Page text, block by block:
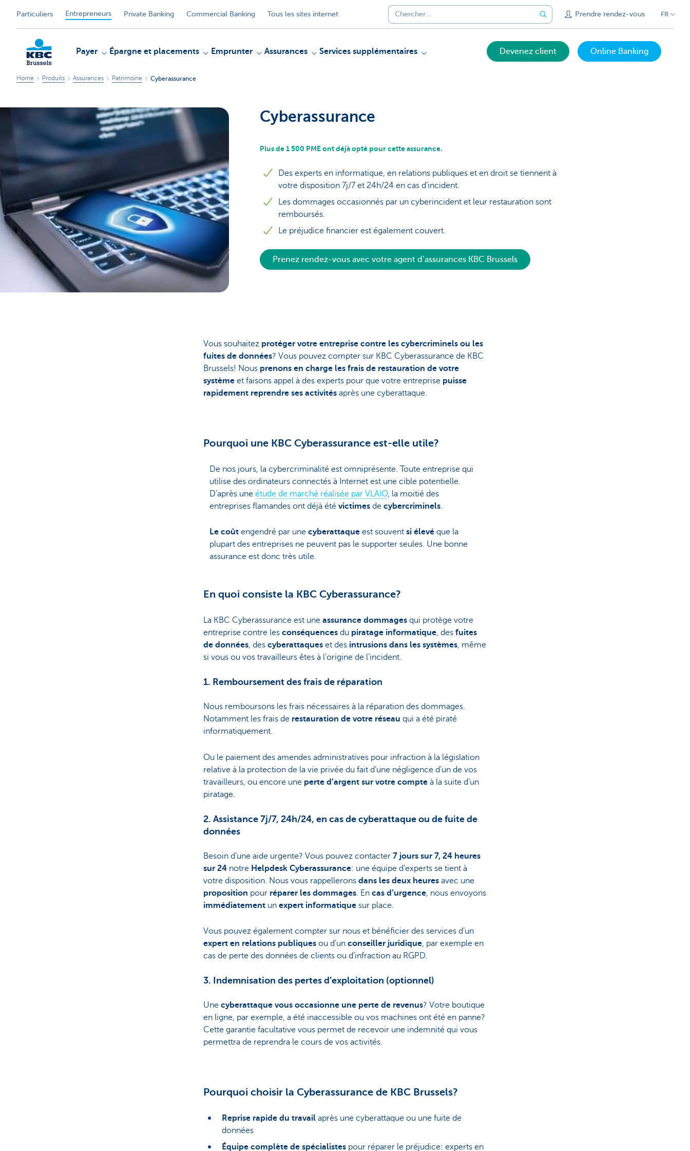
Particuliers Entrepreneurs Private Banking Commercial Banking Tous les sites internet Prendre rendez-vous FR
KBC
Entrepreneurs
Payer Épargne et placements Emprunter Assurances Services supplémentaires Devenez client Online Banking
Home Produits Assurances Patrimoine Cyberassurance
Cyberassurance
Plus de 1 500 PME ont déjà opté pour cette assurance.
Des experts en informatique, en relations publiques et en droit se tiennent à
votre disposition 7j/7 et 24h/24 en cas d’incident.
Les dommages occasionnés par un cyberincident et leur restauration sont
remboursés.
Le préjudice financier est également couvert.
Prenez rendez-vous avec votre agent d’assurances KBC Brussels
Vous souhaitez protéger votre entreprise contre les cybercriminels ou les
fuites de données? Vous pouvez compter sur KBC Cyberassurance de KBC
Brussels! Nous prenons en charge les frais de restauration de votre
systèmeet faisons appel à des experts pour que votre entreprise puisse
rapidement reprendre ses activitésaprès une cyberattaque.
Pourquoi une KBC Cyberassurance est-elle utile?
De nos jours, la cybercriminalité est omniprésente. Toute entreprise qui
utilise des ordinateurs connectés à Internet est une cible potentielle.
D’après une étude de marché réalisée par VLAIO, la moitié des
entreprises flamandes ont déjà été victimesde cybercriminels.
Le coûtengendré par une cyberattaqueest souvent si élevéque la
plupart des entreprises ne peuvent pas le supporter seules. Une bonne
assurance est donc très utile.
En quoi consiste la KBC Cyberassurance?
La KBC Cyberassurance est une assurance dommagesqui protège votre
entreprise contre les conséquencesdu piratage informatique, des fuites
de données, des cyberattaques et des intrusions dans les systèmes, même
si vous ou vos travailleurs êtes à l’origine de l’incident.
1. Remboursement des frais de réparation
Nous remboursons les frais nécessaires à la réparation des dommages.
Notamment les frais de restauration de votre réseau qui a été piraté
informatiquement.
Ou le paiement des amendes administratives pour infraction à la législation
relative à la protection de la vie privée du fait d’une négligence d’un de vos
travailleurs, ou encore une perte d’argent sur votre compteà la suite d’un
piratage.
2. Assistance 7j/7, 24h/24, en cas de cyberattaque ou de fuite de
données
Besoin d’une aide urgente? Vous pouvez contacter 7 jours sur 7, 24 heures
sur 24notre Helpdesk Cyberassurance: une équipe d’experts se tient à
votre disposition. Nous vous rappellerons dans les deux heuresavec une
proposition pour réparer les dommages. En cas d’urgence, nous envoyons
immédiatementun expert informatiquesur place.
Vous pouvez également compter sur nous et bénéficier des services d’un
expert en relations publiquesou d’un conseiller juridique, par exemple en
cas de perte des données de clients ou d’infraction au RGPD.
3. Indemnisation des pertes d’exploitation (optionnel)
Une cyberattaque vous occasionne une perte de revenus? Votre boutique
en ligne, par exemple, a été inaccessible ou vos machines ont été en panne?
Cette garantie facultative vous permet de recevoir une indemnité qui vous
permettra de reprendra le cours de vos activités.
Pourquoi choisir la Cyberassurance de KBC Brussels?
Reprise rapide du travailaprès une cyberattaque ou une fuite de
données
Équipe complète de spécialistespour réparer le préjudice: experts en